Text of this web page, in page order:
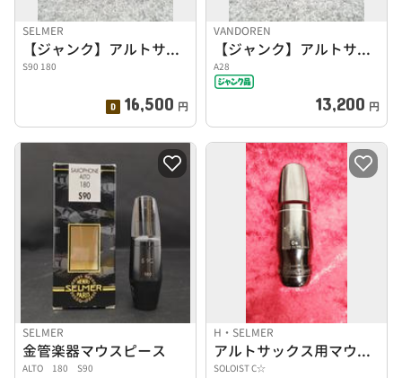
SELMER
【ジャンク】アルトサックス用マウスピース
S90 180
16,500 円
VANDOREN
【ジャンク】アルトサックス用マウスピース
A28
13,200 円
SELMER
金管楽器マウスピース
ALTO 180 S90
H・SELMER
アルトサックス用マウスピース
SOLOIST C☆